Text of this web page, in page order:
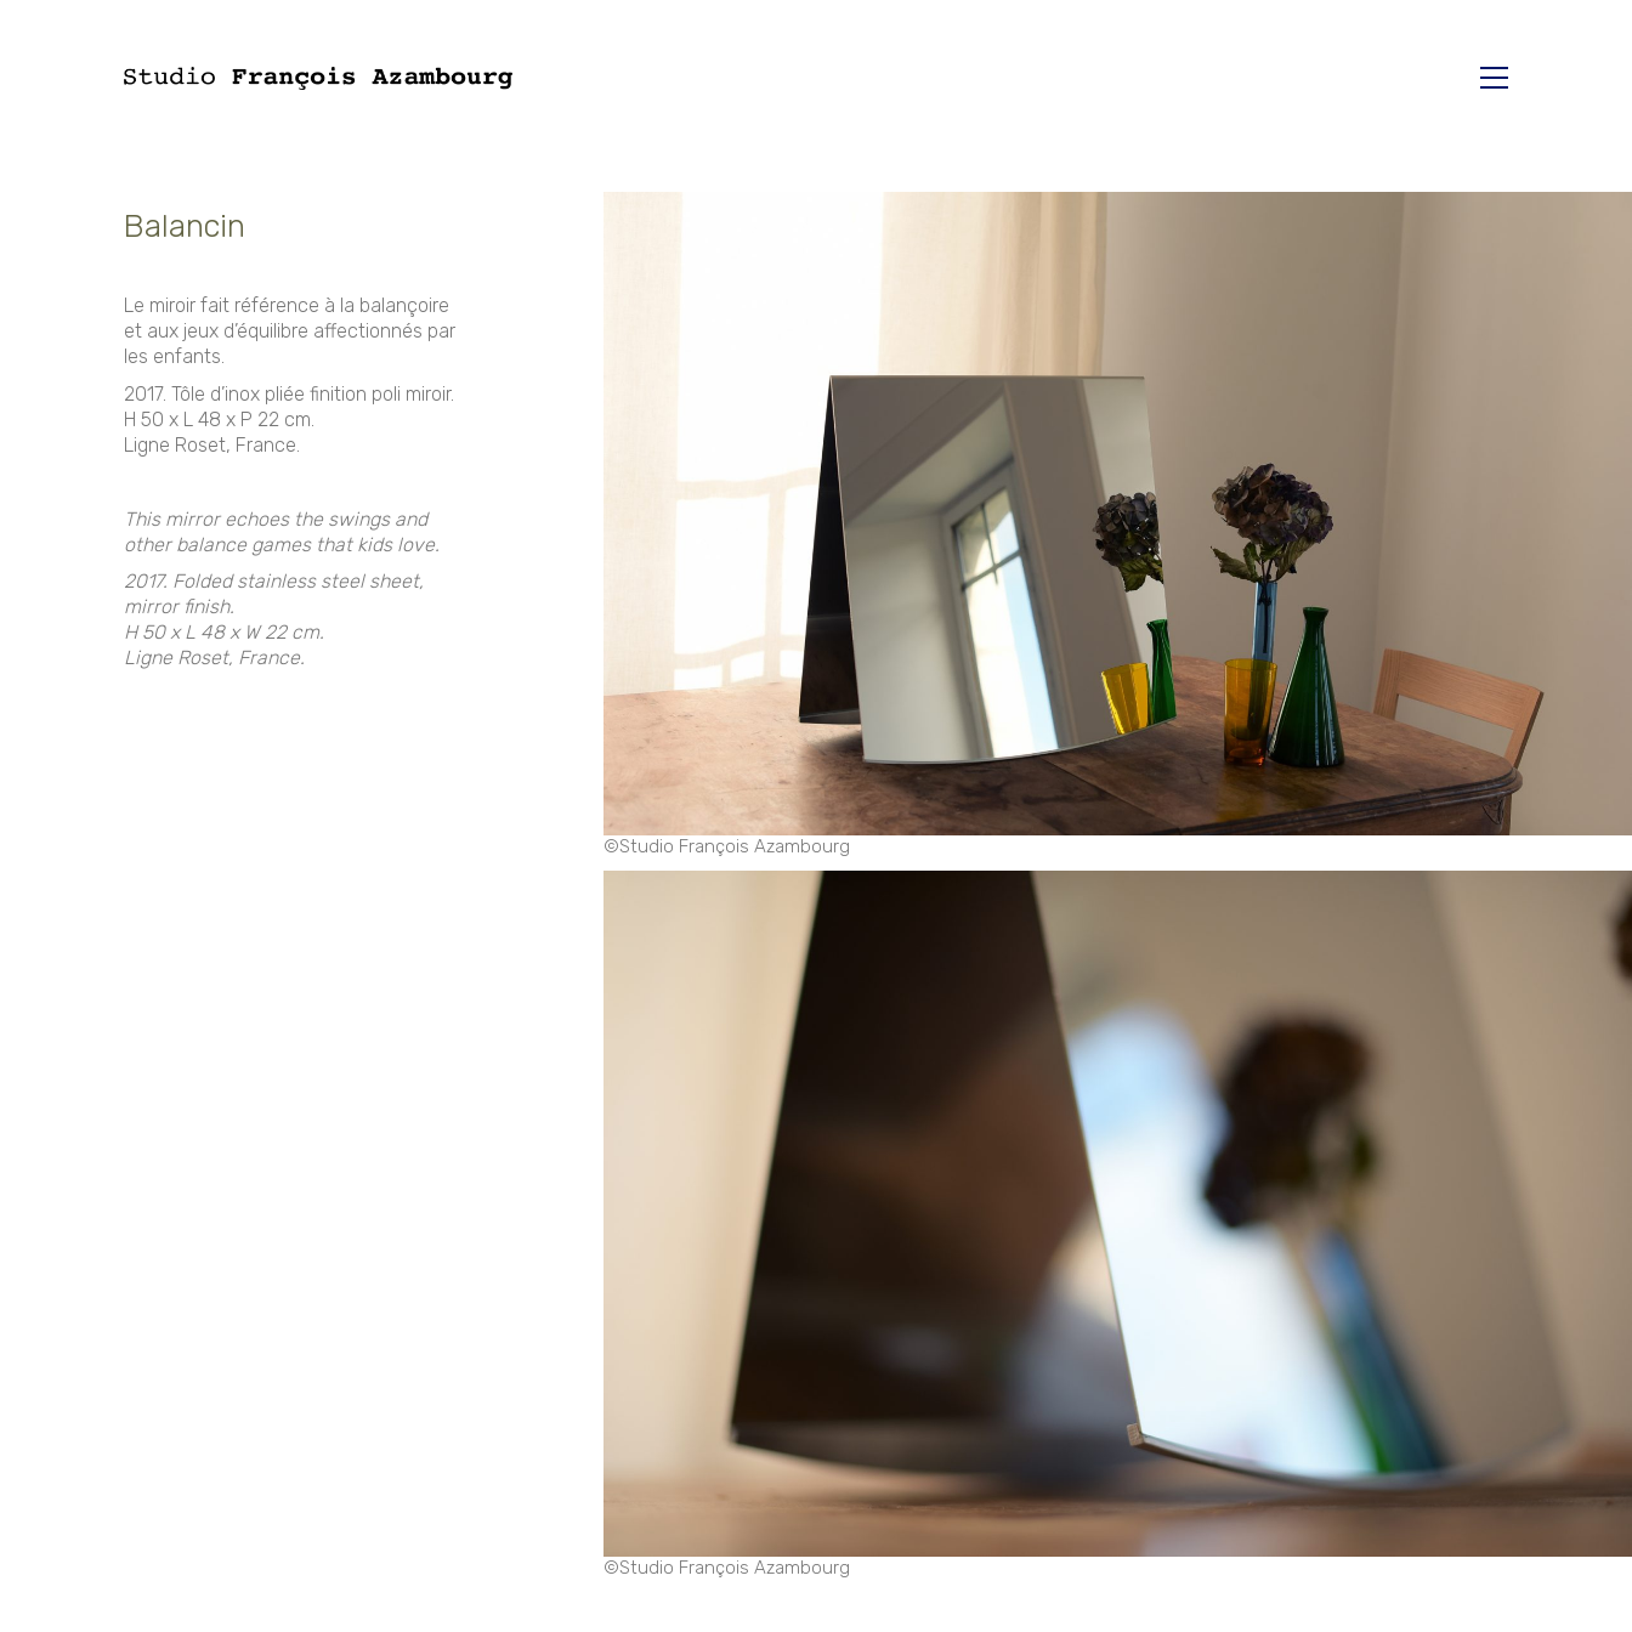
Balancin
Le miroir fait référence à la balançoire
et aux jeux d’équilibre affectionnés par
les enfants.
2017. Tôle d’inox pliée finition poli miroir.
H 50 x L 48 x P 22 cm.
Ligne Roset, France.
This mirror echoes the swings and
other balance games that kids love.
2017. Folded stainless steel sheet,
mirror finish.
H 50 x L 48 x W 22 cm.
Ligne Roset, France.
©Studio François Azambourg
©Studio François Azambourg